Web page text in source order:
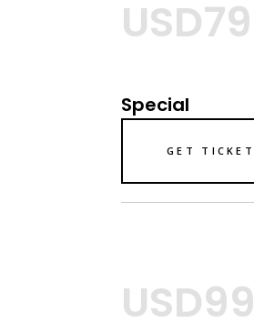
USD79
Special
GET TICKET
USD99